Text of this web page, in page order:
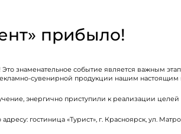
прибыло!
знаменательное событие является важным
сувенирной продукции нашим
энергично приступили к реализации
гостиница «Турист», г. Красноярск, ул.